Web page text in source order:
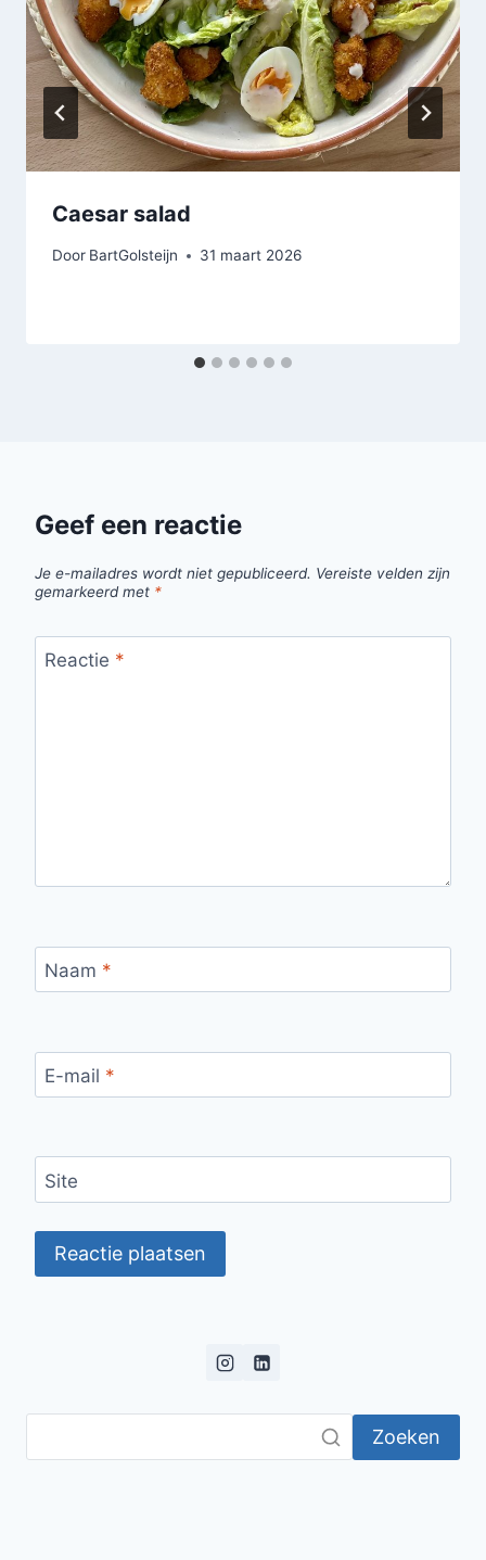
Caesar salad
Door BartGolsteijn 31 maart 2026
Geef een reactie
Je e-mailadres wordt niet gepubliceerd. Vereiste velden zijn
gemarkeerd met *
Reactie *
Naam *
E-mail *
Site
Zoeken